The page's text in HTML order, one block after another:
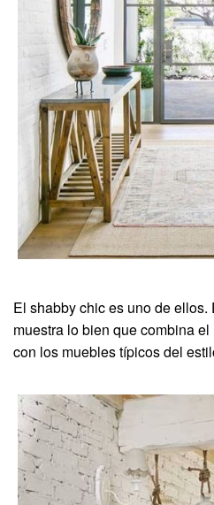
El shabby chic es uno de ellos.
muestra lo bien que combina
con los muebles típicos del